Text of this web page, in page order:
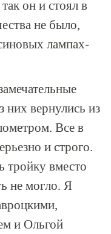
он и стоял в
не было,
лампах-
них вернулись из
Все в
и строго.
тройку вместо
не могло. Я
и Ольгой